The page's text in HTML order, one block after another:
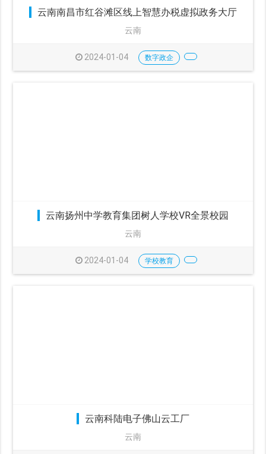
云南南昌市红谷滩区线上智慧办税虚拟政务大厅
云南
2024-01-04 数字政企
云南扬州中学教育集团树人学校VR全景校园
云南
2024-01-04 学校教育
云南科陆电子佛山云工厂
云南